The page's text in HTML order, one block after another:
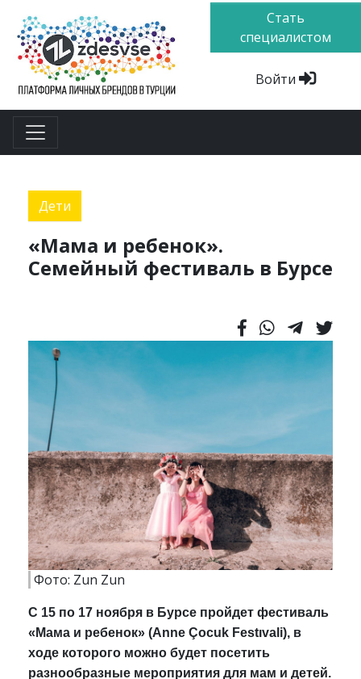
Стать
специалистом
Войти
Дети
«Мама и ребенок».
Семейный фестиваль в Бурсе
Фото: Zun Zun
С 15 по 17 ноября в Бурсе пройдет фестиваль
«Мама и ребенок» (Anne Çocuk Festıvali), в
ходе которого можно будет посетить
разнообразные мероприятия для мам и детей.